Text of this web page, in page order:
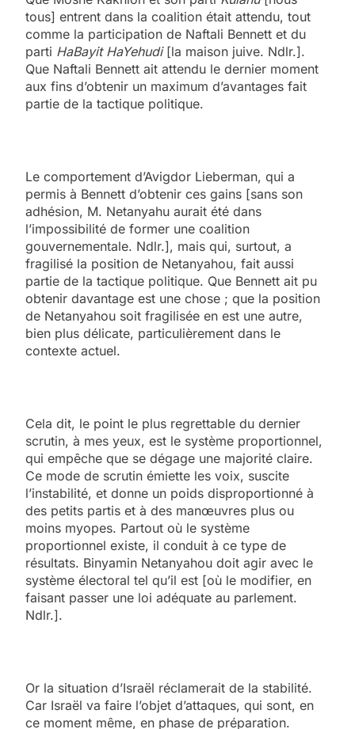
tous] entrent dans la coalition était attendu, tout
comme la participation de Naftali Bennett et du
parti HaBayit HaYehudi [la maison juive. Ndlr.].
Que Naftali Bennett ait attendu le dernier moment
aux fins d’obtenir un maximum d’avantages fait
partie de la tactique politique.
Le comportement d’Avigdor Lieberman, qui a
permis à Bennett d’obtenir ces gains [sans son
adhésion, M. Netanyahu aurait été dans
l’impossibilité de former une coalition
gouvernementale. Ndlr.], mais qui, surtout, a
fragilisé la position de Netanyahou, fait aussi
partie de la tactique politique. Que Bennett ait pu
obtenir davantage est une chose ; que la position
de Netanyahou soit fragilisée en est une autre,
bien plus délicate, particulièrement dans le
contexte actuel.
Cela dit, le point le plus regrettable du dernier
scrutin, à mes yeux, est le système proportionnel,
qui empêche que se dégage une majorité claire.
Ce mode de scrutin émiette les voix, suscite
l’instabilité, et donne un poids disproportionné à
des petits partis et à des manœuvres plus ou
moins myopes. Partout où le système
proportionnel existe, il conduit à ce type de
résultats. Binyamin Netanyahou doit agir avec le
système électoral tel qu’il est [où le modifier, en
faisant passer une loi adéquate au parlement.
Ndlr.].
Or la situation d’Israël réclamerait de la stabilité.
Car Israël va faire l’objet d’attaques, qui sont, en
ce moment même, en phase de préparation.